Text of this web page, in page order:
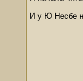
И у Ю Несбе